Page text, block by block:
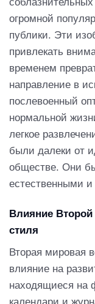
огромной
публики. Эти
привлекать
временем
направление в
послевоенный
нормальной
легкое
были далеки от
обществе. Они
естественными
Влияние
стиля
Вторая мировая
влияние на
находящиеся на